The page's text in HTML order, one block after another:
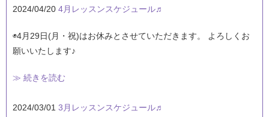
2024/04/20 4月レッスンスケジュール♬
◉4月29日(月・祝)はお休みとさせていただきます。 よろしくお
願いいたします♪
≫ 続きを読む
2024/03/01 3月レッスンスケジュール♬